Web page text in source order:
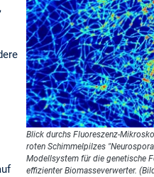
Blick durchs Fluoreszenz-
roten Schimmelpilzes
Modellsystem für die genetische
effizienter Biomasseverwerter.